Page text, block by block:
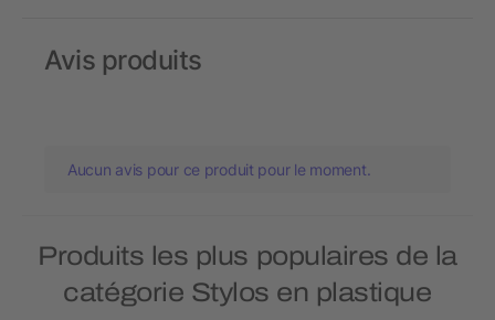
Avis produits
Aucun avis pour ce produit pour le moment.
Produits les plus populaires de la
catégorie Stylos en plastique